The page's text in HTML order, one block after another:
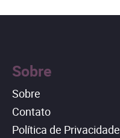
Sobre
Sobre
Contato
Política de Privacidade